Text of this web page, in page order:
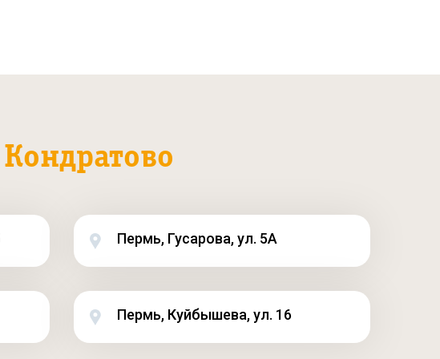
Кондратово
Пермь, Гусарова, ул. 5А
Пермь, Куйбышева, ул. 16